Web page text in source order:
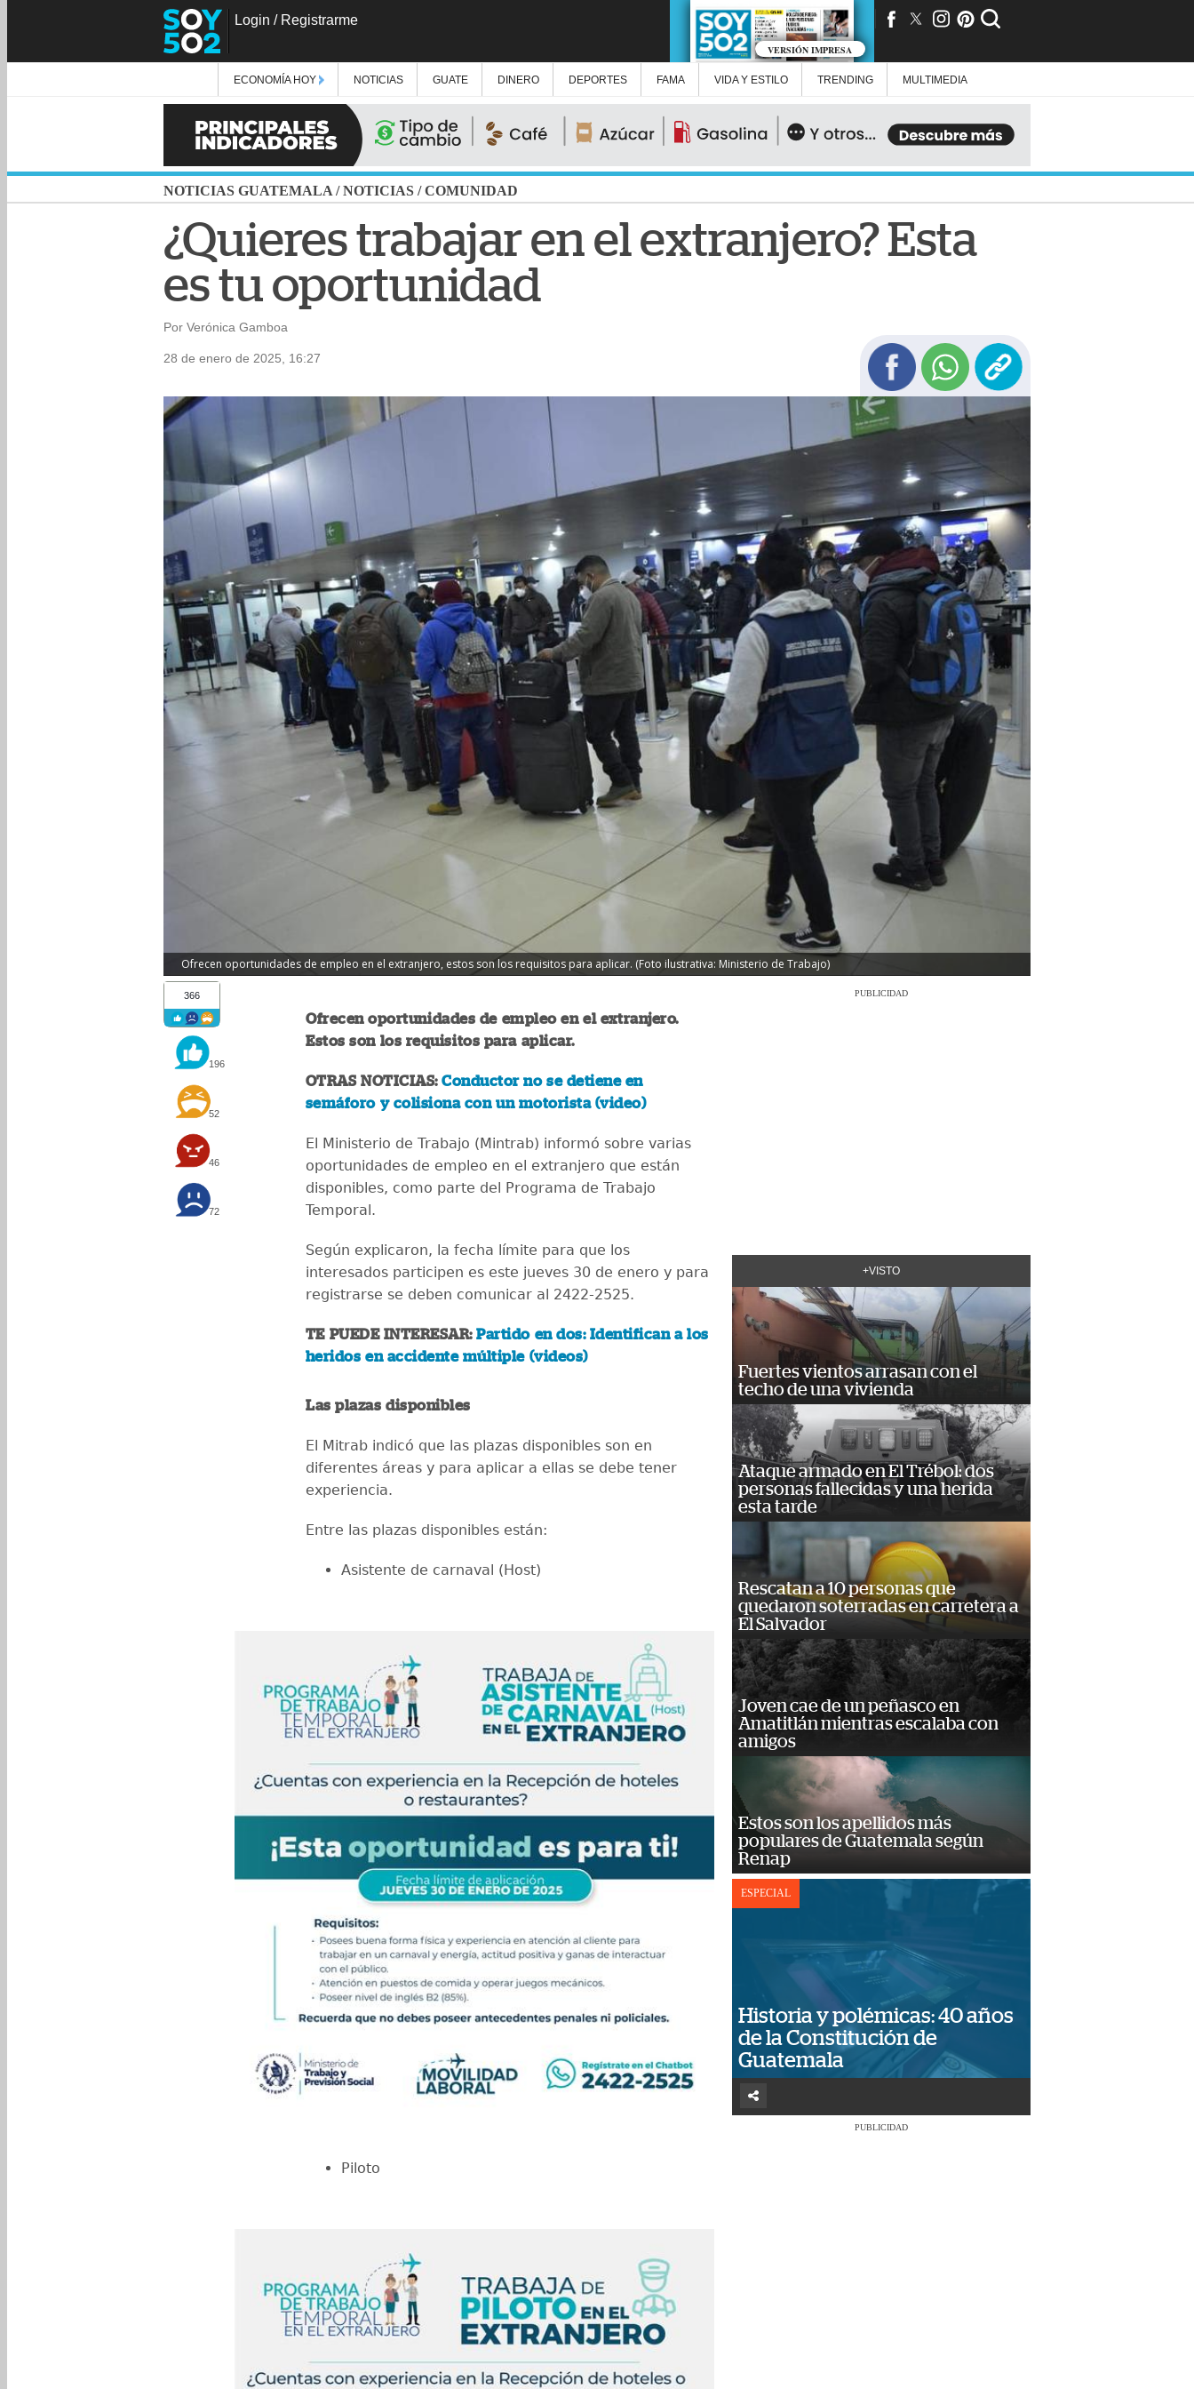
Login / Registrarme
VERSIÓN IMPRESA
ECONOMÍA HOY NOTICIAS GUATE DINERO DEPORTES FAMA VIDA Y ESTILO TRENDING MULTIMEDIA
NOTICIAS GUATEMALA /NOTICIAS /COMUNIDAD
¿Quieres trabajar en el extranjero? Esta
es tu oportunidad
Por Verónica Gamboa
28 de enero de 2025, 16:27
Ofrecen oportunidades de empleo en el extranjero, estos son los requisitos para aplicar. (Foto ilustrativa: Ministerio de Trabajo)
366
196
52
46
72
Ofrecen oportunidades de empleo en el extranjero.
Estos son los requisitos para aplicar.
OTRAS NOTICIAS:Conductor no se detiene en
semáforo y colisiona con un motorista (video)
El Ministerio de Trabajo (Mintrab) informó sobre varias
oportunidades de empleo en el extranjero que están
disponibles, como parte del Programa de Trabajo
Temporal.
Según explicaron, la fecha límite para que los
interesados participen es este jueves 30 de enero y para
registrarse se deben comunicar al 2422-2525.
TE PUEDE INTERESAR:Partido en dos: Identifican a los
heridos en accidente múltiple (videos)
Las plazas disponibles
El Mitrab indicó que las plazas disponibles son en
diferentes áreas y para aplicar a ellas se debe tener
experiencia.
Entre las plazas disponibles están:
Asistente de carnaval (Host)
Piloto
PUBLICIDAD
+VISTO
Fuertes vientos arrasan con el
techo de una vivienda
Ataque armado en El Trébol: dos
personas fallecidas y una herida
esta tarde
Rescatan a 10 personas que
quedaron soterradas en carretera a
El Salvador
Joven cae de un peñasco en
Amatitlán mientras escalaba con
amigos
Estos son los apellidos más
populares de Guatemala según
Renap
ESPECIAL
Historia y polémicas: 40 años
de la Constitución de
Guatemala
PUBLICIDAD